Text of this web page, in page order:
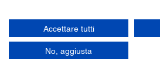
Accettare tutti
No, aggiusta